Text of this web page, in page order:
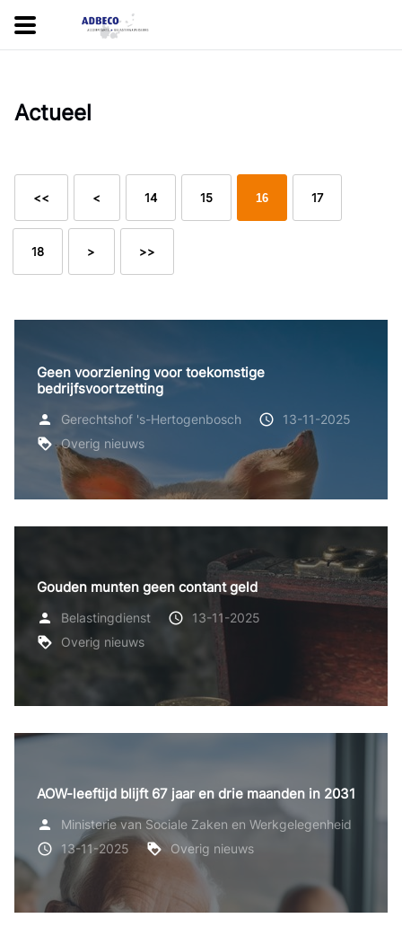
Actueel
<< < 14 15 16 17
18 > >>
Geen voorziening voor toekomstige
bedrijfsvoortzetting
Gerechtshof 's-Hertogenbosch
13-11-2025
Overig nieuws
Gouden munten geen contant geld
Belastingdienst
13-11-2025
Overig nieuws
AOW-leeftijd blijft 67 jaar en drie maanden in 2031
Ministerie van Sociale Zaken en Werkgelegenheid
13-11-2025
Overig nieuws